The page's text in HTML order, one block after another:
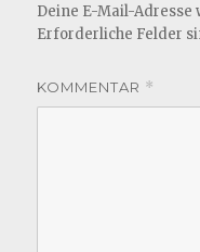
Deine E-Mail-
Erforderliche Felder
KOMMENTAR *